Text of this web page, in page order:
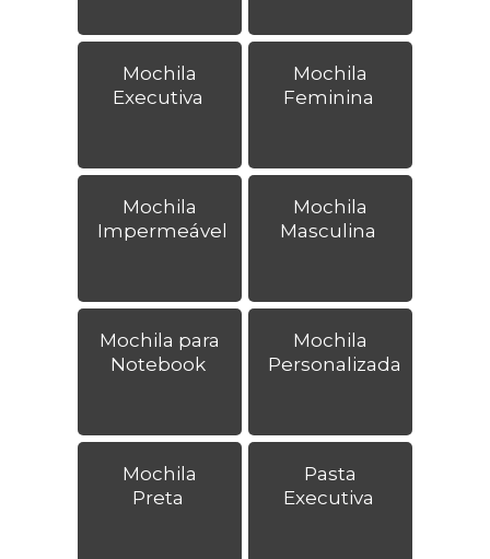
Mochila
Executiva
Mochila
Feminina
Mochila
Impermeável
Mochila
Masculina
Mochila para
Notebook
Mochila
Personalizada
Mochila
Preta
Pasta
Executiva